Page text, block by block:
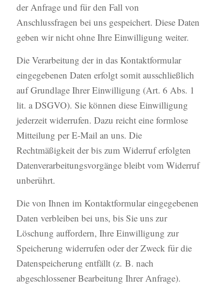
der Anfrage und für den Fall von
Anschlussfragen bei uns gespeichert. Diese Daten
geben wir nicht ohne Ihre Einwilligung weiter.
Die Verarbeitung der in das Kontaktformular
eingegebenen Daten erfolgt somit ausschließlich
auf Grundlage Ihrer Einwilligung (Art. 6 Abs. 1
lit. a DSGVO). Sie können diese Einwilligung
jederzeit widerrufen. Dazu reicht eine formlose
Mitteilung per E-Mail an uns. Die
Rechtmäßigkeit der bis zum Widerruf erfolgten
Datenverarbeitungsvorgänge bleibt vom Widerruf
unberührt.
Die von Ihnen im Kontaktformular eingegebenen
Daten verbleiben bei uns, bis Sie uns zur
Löschung auffordern, Ihre Einwilligung zur
Speicherung widerrufen oder der Zweck für die
Datenspeicherung entfällt (z. B. nach
abgeschlossener Bearbeitung Ihrer Anfrage).